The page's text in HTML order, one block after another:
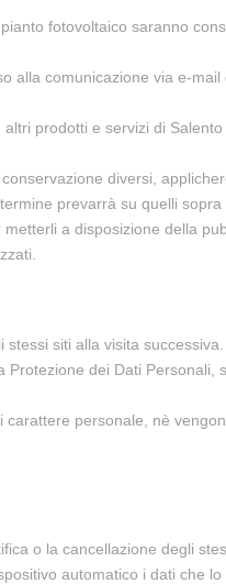
fotovoltaico saranno
alla comunicazione via e-mail
prodotti e servizi di Salento
diversi,
prevarrà su quelli sopra
a disposizione della
siti alla visita successiva.
dei Dati Personali,
carattere personale, nè
o la cancellazione degli
automatico i dati che lo